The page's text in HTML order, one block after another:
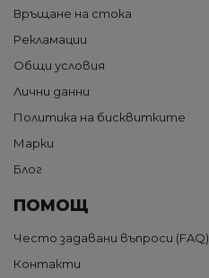
Връщане на стока
Рекламации
Общи условия
Лични данни
Политика на бисквитките
Марки
Блог
ПОМОЩ
Често задавани въпроси (FAQ)
Контакти